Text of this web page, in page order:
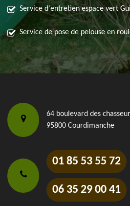
Service d'entretien espace vert
Service de pose de pelouse en
64 boulevard des
95800 Courdimanche
01 85 53 55 72
06 35 29 00 41